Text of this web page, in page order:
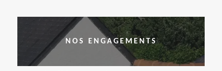
NOS ENGAGEMENTS